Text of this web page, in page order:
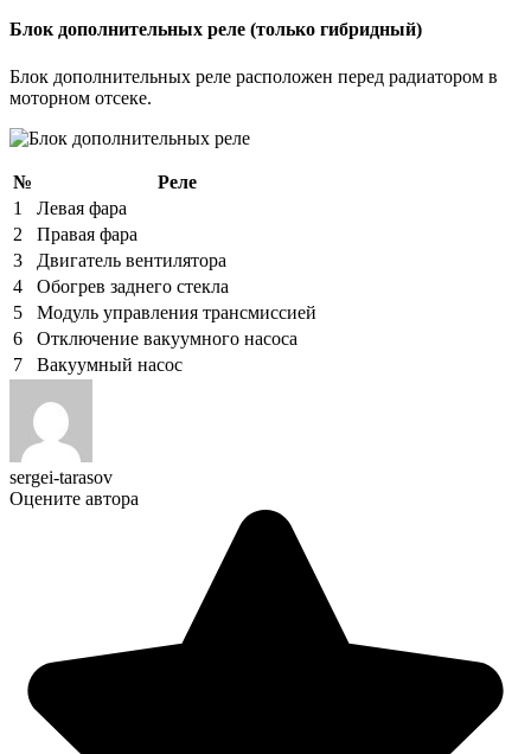
Блок дополнительных реле (только гибридный)
Блок дополнительных реле расположен перед радиатором в
моторном отсеке.
№
Реле
1
Левая фара
2
Правая фара
3
Двигатель вентилятора
4
Обогрев заднего стекла
5
Модуль управления трансмиссией
6
Отключение вакуумного насоса
7
Вакуумный насос
sergei-tarasov
Оцените автора